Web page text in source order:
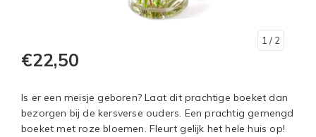
1 / 2
€22,50
Is er een meisje geboren? Laat dit prachtige boeket dan
bezorgen bij de kersverse ouders. Een prachtig gemengd
boeket met roze bloemen. Fleurt gelijk het hele huis op!